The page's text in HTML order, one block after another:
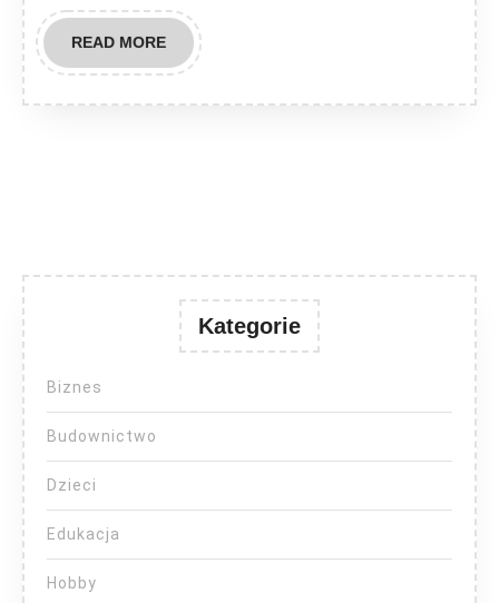
READ MOREREAD
MORE
Kategorie
Biznes
Budownictwo
Dzieci
Edukacja
Hobby